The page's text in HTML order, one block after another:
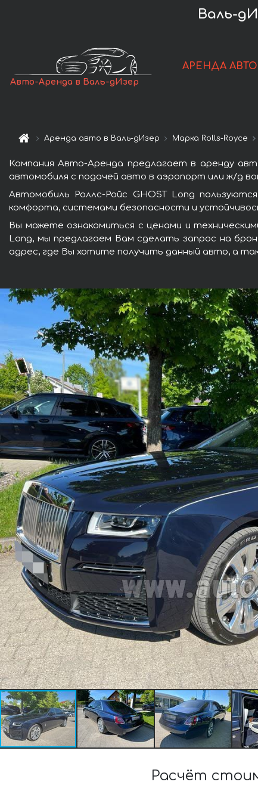
Валь-
Авто-Аренда в Валь-дИзер
АРЕНДА АВТО
Аренда авто в Валь-дИзер Марка Rolls-Royce
Компания Авто-Аренда предлагает в аренду
автомобиля с подачей авто в аэропорт или ж/д
Автомобиль Роллс-Ройс GHOST Long
комфорта, системами безопасности и
Вы можете ознакомиться с ценами и
Long, мы предлагаем Вам сделать запрос на
адрес, где Вы хотите получить данный авто, а
Расчёт